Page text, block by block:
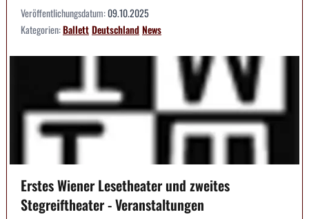
Veröffentlichungsdatum:09.10.2025
Kategorien:BallettDeutschlandNews
Erstes Wiener Lesetheater und zweites
Stegreiftheater - Veranstaltungen